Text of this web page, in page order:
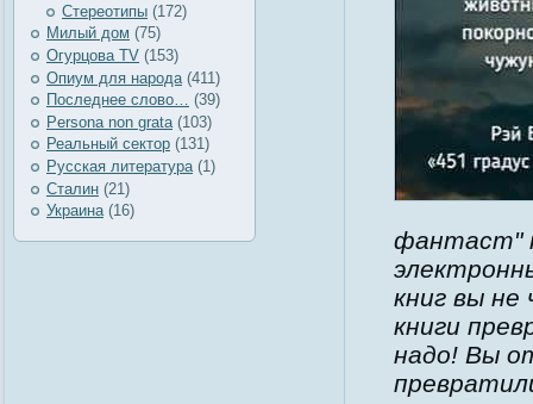
Стереотипы (172)
Милый дом (75)
Огурцова TV (153)
Опиум для народа (411)
Последнее слово… (39)
Рersona non grata (103)
Реальный сектор (131)
Русская литература (1)
Сталин (21)
Украина(16)
фантаст"
книг вы
книги
надо! Вы